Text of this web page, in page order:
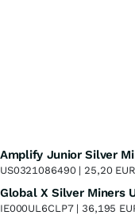
US0321086490 | 25,20 EUR
IE000UL6CLP7 | 36,195